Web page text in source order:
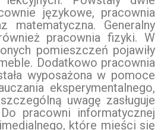
językowe, pracownia
matematyczna. Generalny
pracownia fizyki. W
pomieszczeń pojawiły
Dodatkowo pracownia
wyposażona w pomoce
eksperymentalnego,
uwagę zasługuje
pracowni informatycznej
które mieści się